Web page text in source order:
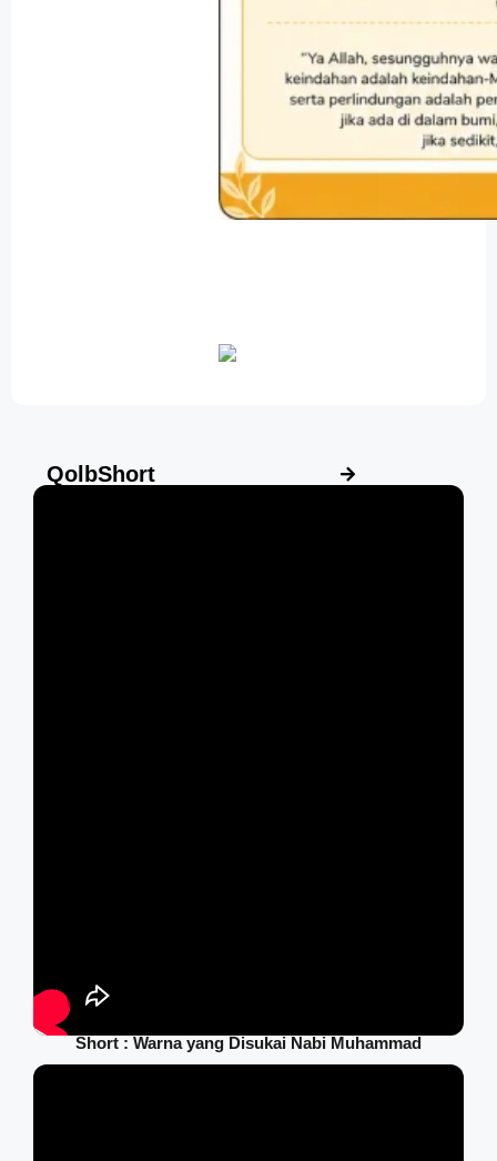
QolbShort
Short : Warna yang Disukai Nabi Muhammad